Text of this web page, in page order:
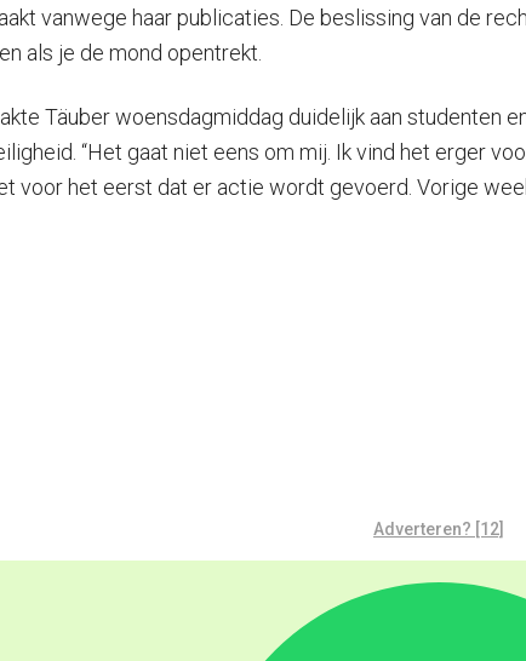
vanwege haar publicaties. De beslissing van de
als je de mond opentrekt.
Täuber woensdagmiddag duidelijk aan studenten
“Het gaat niet eens om mij. Ik vind het erger
voor het eerst dat er actie wordt gevoerd. Vorige
Adverteren? [12]